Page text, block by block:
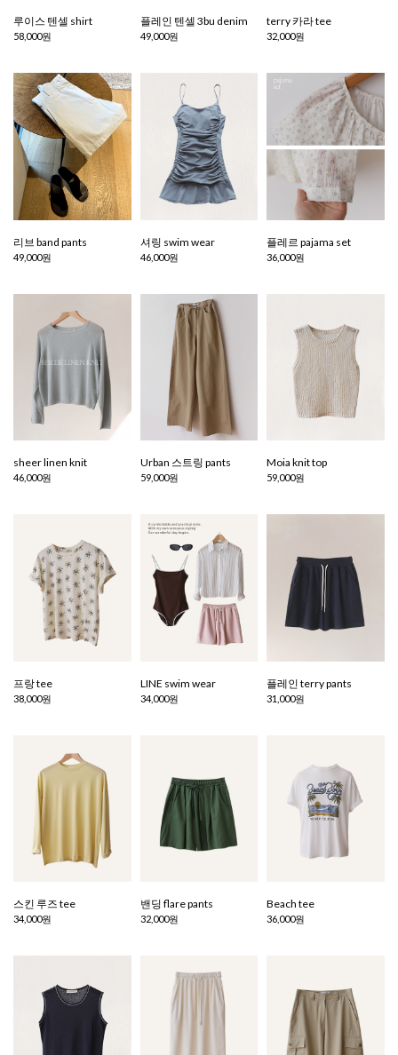
루이스 텐셀 shirt
58,000원
플레인 텐셀 3bu denim
49,000원
terry 카라 tee
32,000원
리브 band pants
49,000원
셔링 swim wear
46,000원
플레르 pajama set
36,000원
sheer linen knit
46,000원
Urban 스트링 pants
59,000원
Moia knit top
59,000원
프랑 tee
38,000원
LINE swim wear
34,000원
플레인 terry pants
31,000원
스킨 루즈 tee
34,000원
밴딩 flare pants
32,000원
Beach tee
36,000원